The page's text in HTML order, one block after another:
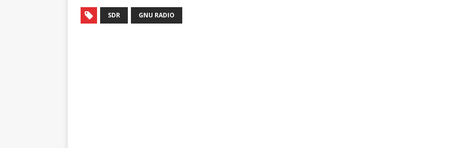
SDR GNU RADIO